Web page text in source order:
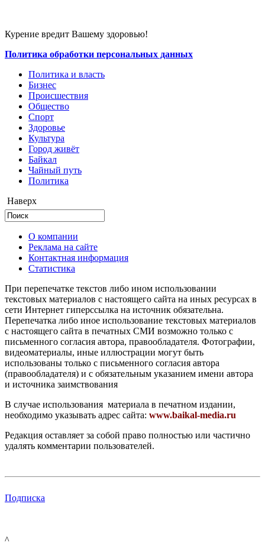
Курение вредит Вашему здоровью!
Политика обработки персональных данных
Политика и власть
Бизнес
Происшествия
Общество
Cпорт
Здоровье
Культура
Город живёт
Байкал
Чайный путь
Политика
Наверх
О компании
Реклама на сайте
Контактная информация
Статистика
При перепечатке текстов либо ином использовании
текстовых материалов с настоящего сайта на иных ресурсах в
сети Интернет гиперссылка на источник обязательна.
Перепечатка либо иное использование текстовых материалов
с настоящего сайта в печатных СМИ возможно только с
письменного согласия автора, правообладателя. Фотографии,
видеоматериалы, иные иллюстрации могут быть
использованы только с письменного согласия автора
(правообладателя) и с обязательным указанием имени автора
и источника заимствования
В случае использования материала в печатном издании,
необходимо указывать адрес сайта: www.baikal-media.ru
Редакция оставляет за собой право полностью или частично
удалять комментарии пользователей.
Подписка
^